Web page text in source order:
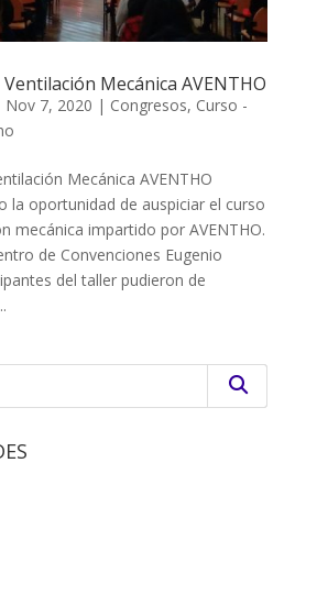
Mecánica AVENTHO
Nov 7, 2020 | Congresos, Curso -
Mecánica AVENTHO
la oportunidad de auspiciar el curso
mecánica impartido por AVENTHO.
de Convenciones Eugenio
del taller pudieron de